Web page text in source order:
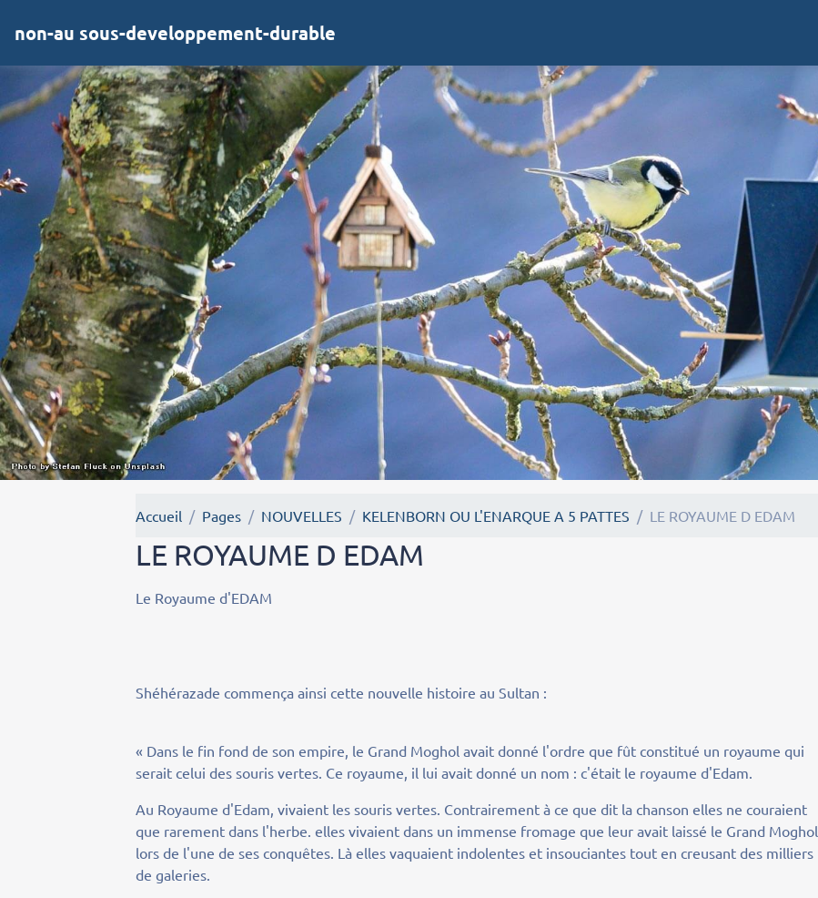
non-au sous-developpement-durable
Accueil Pages NOUVELLES KELENBORN OU L'ENARQUE A 5 PATTES LE ROYAUME D EDAM
LE ROYAUME D EDAM
Le Royaume d'EDAM
Shéhérazade commença ainsi cette nouvelle histoire au Sultan :
« Dans le fin fond de son empire, le Grand Moghol avait donné l'ordre que fût constitué un royaume qui
serait celui des souris vertes. Ce royaume, il lui avait donné un nom : c'était le royaume d'Edam.
Au Royaume d'Edam, vivaient les souris vertes. Contrairement à ce que dit la chanson elles ne couraient
que rarement dans l'herbe. elles vivaient dans un immense fromage que leur avait laissé le Grand Moghol
lors de l'une de ses conquêtes. Là elles vaquaient indolentes et insouciantes tout en creusant des milliers
de galeries.